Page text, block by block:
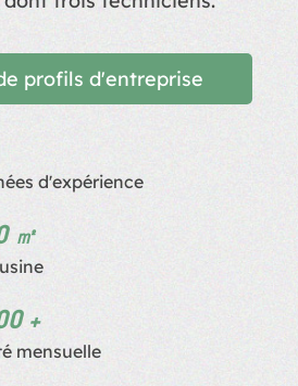
profils d'entreprise
d'expérience
mensuelle